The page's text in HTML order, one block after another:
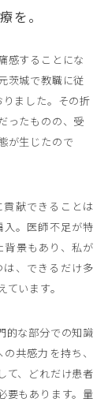
を。
感することにな
茨城で教職に従
ました。その折
ったものの、受
が生じたので
献できることは
。医師不足が特
景もあり、私が
、できるだけ多
います。
的な部分での知識
共感力を持ち、
て、どれだけ患者
要もあります。量